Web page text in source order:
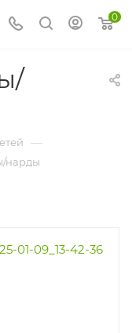
0
—
нарды